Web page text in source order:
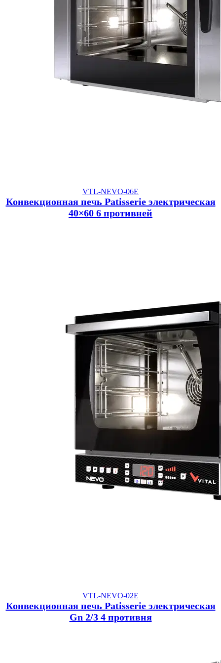
VTL-NEVO-06E
Конвекционная печь Patisserie электрическая
40×60 6 противней
VTL-NEVO-02E
Конвекционная печь Patisserie электрическая
Gn 2/3 4 противня